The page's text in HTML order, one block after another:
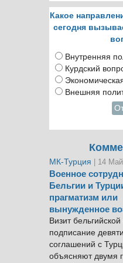
Какое
сегодня
Внутренняя
Курдский
Внешняя
МК-Турция | 14 Май
Военное
Бельгии и
прагматизм или
вынужденное
Визит
подписание
соглашений с
объясняют двумя